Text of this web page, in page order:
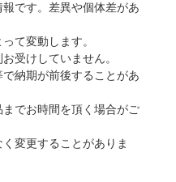
です。差異や個体差があ
て変動します。
受けしていません。
納期が前後することがあ
でお時間を頂く場合がご
変更することがありま